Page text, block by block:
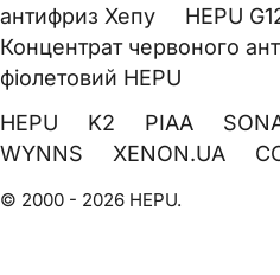
антифриз Хепу
HEPU
Концентрат червоного
фіолетовий HEPU
HEPU
K2 PIAA
WYNNS
XENON.UA
© 2000 - 2026 HEPU.